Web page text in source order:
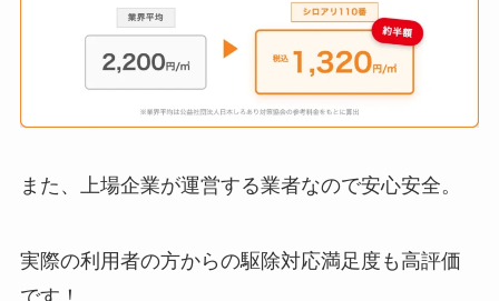
また、上場企業が運営する業者なので安心安全。
実際の利用者の方からの駆除対応満足度も高評価